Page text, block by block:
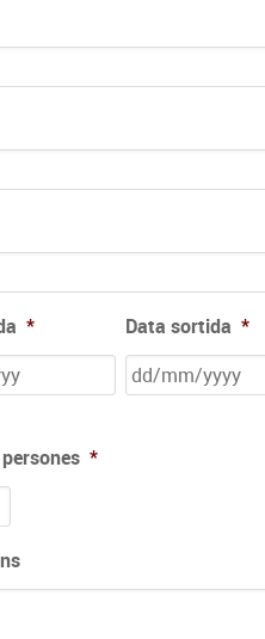
* Data sortida *
*